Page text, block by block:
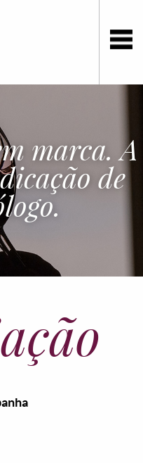
marca. A
de